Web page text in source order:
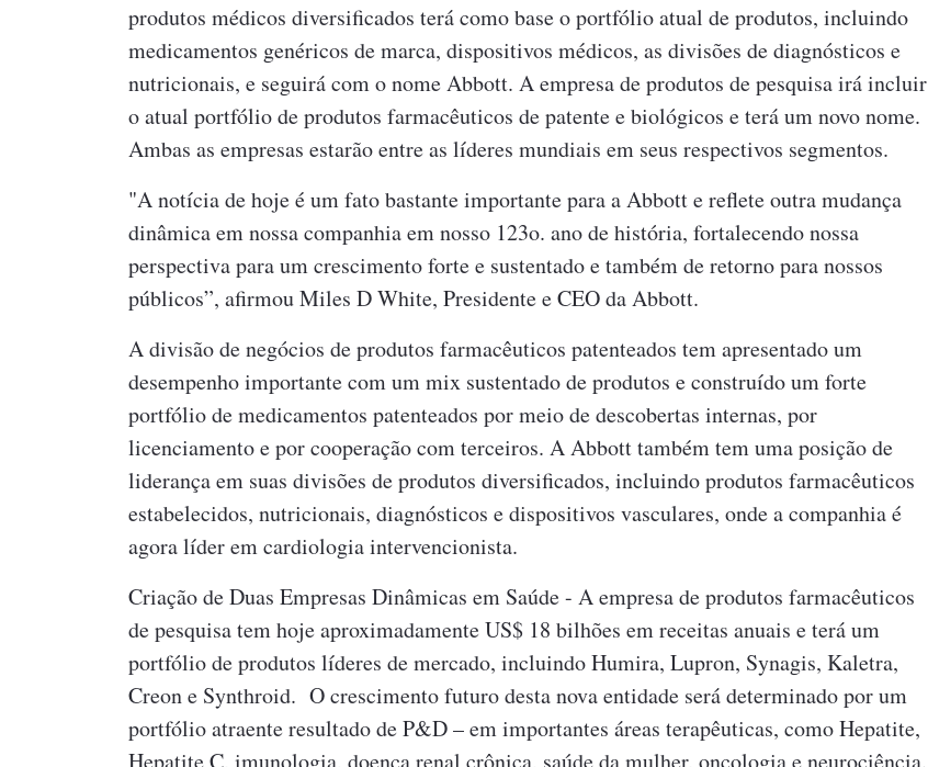
produtos médicos diversificados terá como base o portfólio atual de produtos, incluindo
medicamentos genéricos de marca, dispositivos médicos, as divisões de diagnósticos e
nutricionais, e seguirá com o nome Abbott. A empresa de produtos de pesquisa irá incluir
o atual portfólio de produtos farmacêuticos de patente e biológicos e terá um novo nome.
Ambas as empresas estarão entre as líderes mundiais em seus respectivos segmentos.
"A notícia de hoje é um fato bastante importante para a Abbott e reflete outra mudança
dinâmica em nossa companhia em nosso 123o. ano de história, fortalecendo nossa
perspectiva para um crescimento forte e sustentado e também de retorno para nossos
públicos”, afirmou Miles D White, Presidente e CEO da Abbott.
A divisão de negócios de produtos farmacêuticos patenteados tem apresentado um
desempenho importante com um mix sustentado de produtos e construído um forte
portfólio de medicamentos patenteados por meio de descobertas internas, por
licenciamento e por cooperação com terceiros. A Abbott também tem uma posição de
liderança em suas divisões de produtos diversificados, incluindo produtos farmacêuticos
estabelecidos, nutricionais, diagnósticos e dispositivos vasculares, onde a companhia é
agora líder em cardiologia intervencionista.
Criação de Duas Empresas Dinâmicas em Saúde - A empresa de produtos farmacêuticos
de pesquisa tem hoje aproximadamente US$ 18 bilhões em receitas anuais e terá um
portfólio de produtos líderes de mercado, incluindo Humira, Lupron, Synagis, Kaletra,
Creon e Synthroid. O crescimento futuro desta nova entidade será determinado por um
portfólio atraente resultado de P&D – em importantes áreas terapêuticas, como Hepatite,
Hepatite C, imunologia, doença renal crônica, saúde da mulher, oncologia e neurociência.